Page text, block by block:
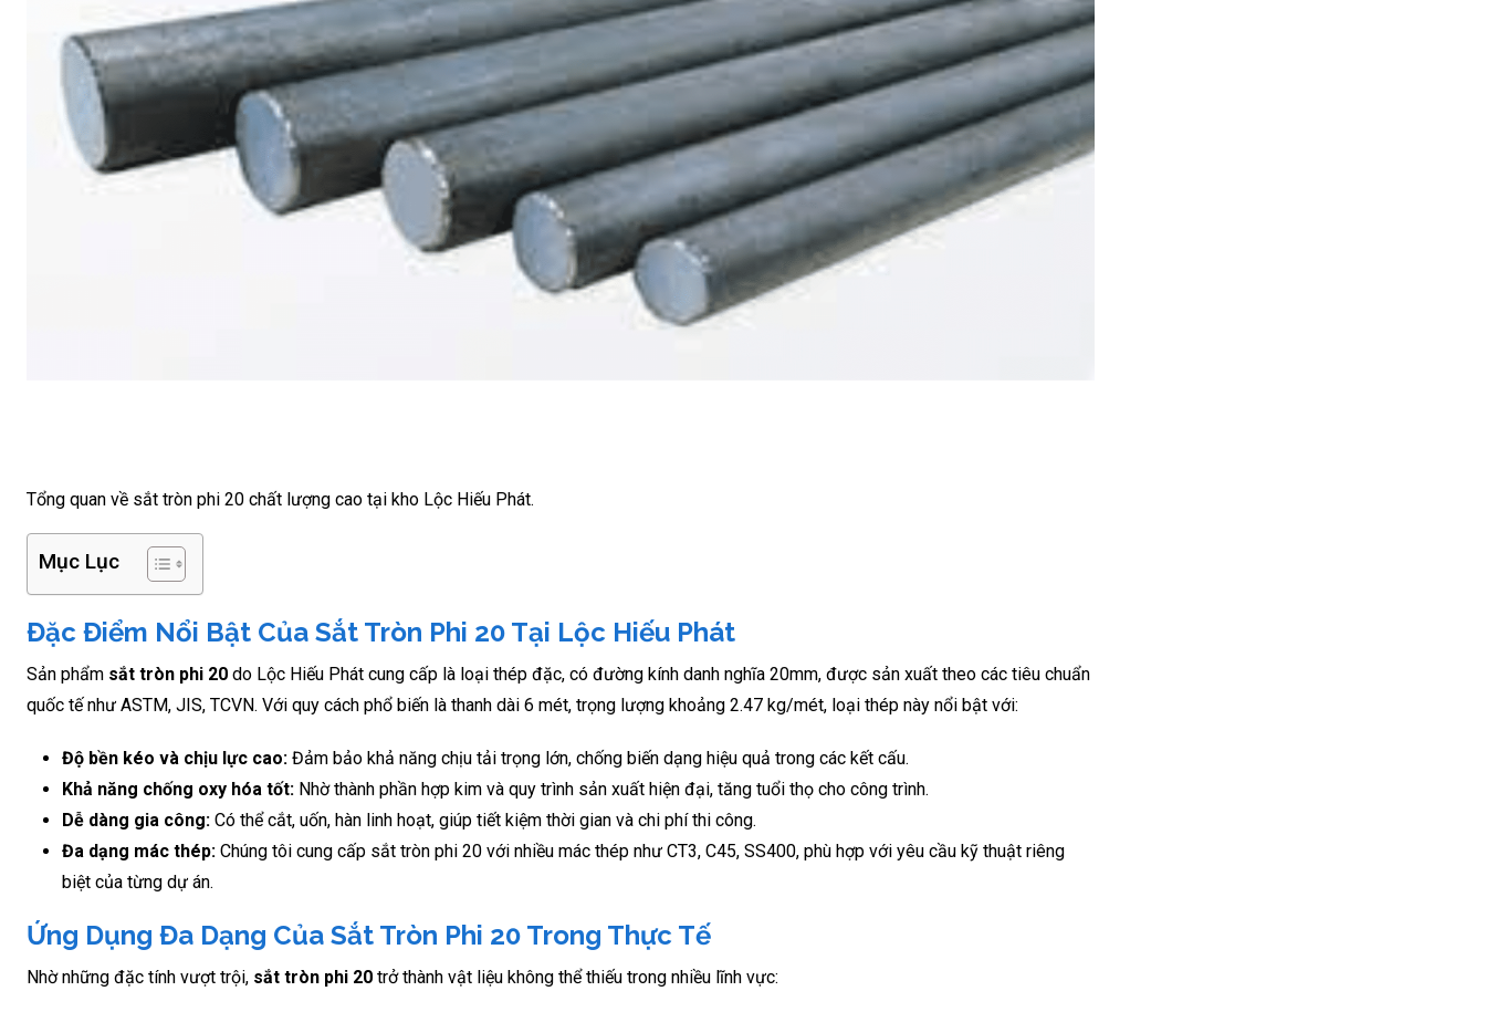
Tổng quan về sắt tròn phi 20 chất lượng cao tại kho Lộc Hiếu Phát.
Mục Lục
Đặc Điểm Nổi Bật Của Sắt Tròn Phi 20 Tại Lộc Hiếu Phát
Sản phẩm sắt tròn phi 20 do Lộc Hiếu Phát cung cấp là loại thép đặc, có đường kính danh nghĩa 20mm, được sản xuất theo các tiêu chuẩn
quốc tế như ASTM, JIS, TCVN. Với quy cách phổ biến là thanh dài 6 mét, trọng lượng khoảng 2.47 kg/mét, loại thép này nổi bật với:
Độ bền kéo và chịu lực cao: Đảm bảo khả năng chịu tải trọng lớn, chống biến dạng hiệu quả trong các kết cấu.
Khả năng chống oxy hóa tốt: Nhờ thành phần hợp kim và quy trình sản xuất hiện đại, tăng tuổi thọ cho công trình.
Dễ dàng gia công: Có thể cắt, uốn, hàn linh hoạt, giúp tiết kiệm thời gian và chi phí thi công.
Đa dạng mác thép: Chúng tôi cung cấp sắt tròn phi 20 với nhiều mác thép như CT3, C45, SS400, phù hợp với yêu cầu kỹ thuật riêng
biệt của từng dự án.
Ứng Dụng Đa Dạng Của Sắt Tròn Phi 20 Trong Thực Tế
Nhờ những đặc tính vượt trội, sắt tròn phi 20 trở thành vật liệu không thể thiếu trong nhiều lĩnh vực: